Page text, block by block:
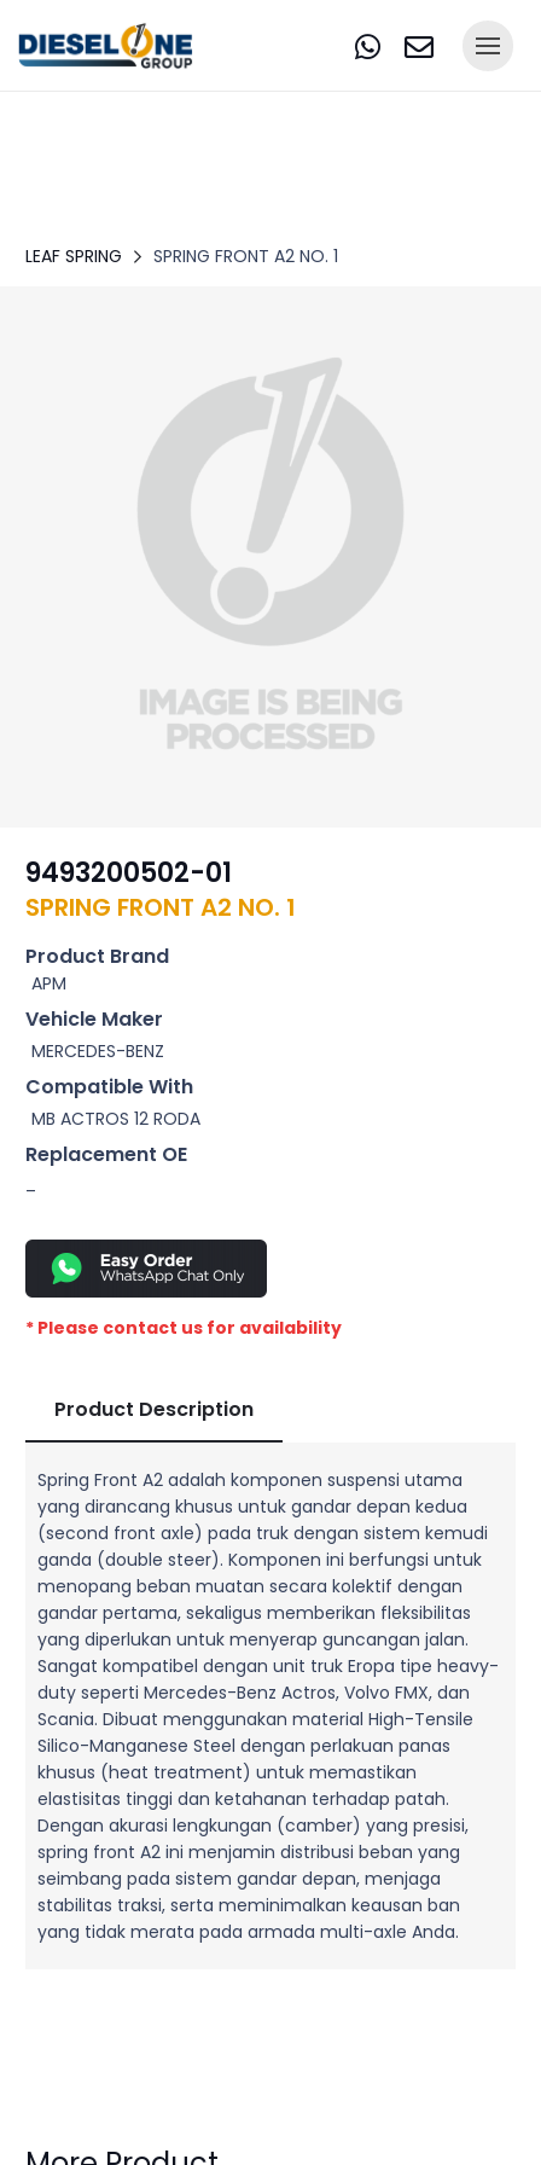
LEAF SPRING SPRING FRONT A2 NO. 1
9493200502-01
SPRING FRONT A2 NO. 1
Product Brand
APM
Vehicle Maker
MERCEDES-BENZ
Compatible With
MB ACTROS 12 RODA
Replacement OE
–
* Please contact us for availability
Product Description
Spring Front A2 adalah komponen suspensi utama
yang dirancang khusus untuk gandar depan kedua
(second front axle) pada truk dengan sistem kemudi
ganda (double steer). Komponen ini berfungsi untuk
menopang beban muatan secara kolektif dengan
gandar pertama, sekaligus memberikan fleksibilitas
yang diperlukan untuk menyerap guncangan jalan.
Sangat kompatibel dengan unit truk Eropa tipe heavy-
duty seperti Mercedes-Benz Actros, Volvo FMX, dan
Scania. Dibuat menggunakan material High-Tensile
Silico-Manganese Steel dengan perlakuan panas
khusus (heat treatment) untuk memastikan
elastisitas tinggi dan ketahanan terhadap patah.
Dengan akurasi lengkungan (camber) yang presisi,
spring front A2 ini menjamin distribusi beban yang
seimbang pada sistem gandar depan, menjaga
stabilitas traksi, serta meminimalkan keausan ban
yang tidak merata pada armada multi-axle Anda.